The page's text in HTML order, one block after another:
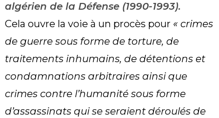
algérien de la Défense (1990-1993).
Cela ouvre la voie à un procès pour « crimes
de guerre sous forme de torture, de
traitements inhumains, de détentions et
condamnations arbitraires ainsi que
crimes contre l’humanité sous forme
d’assassinats qui se seraient déroulés de